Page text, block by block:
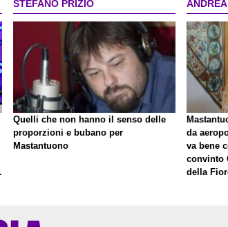
STEFANO PRIZIO
Quelli che non hanno il senso delle
proporzioni e bubano per
Mastantuono
da
va bene
convinto
della